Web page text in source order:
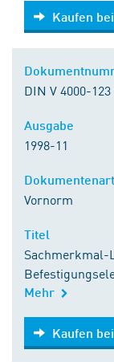
Kaufen bei
Kaufen
DIN V 4000-123
1998-11
Vornorm
Sachmerkmal-
Mehr
Kaufen bei
Kaufen